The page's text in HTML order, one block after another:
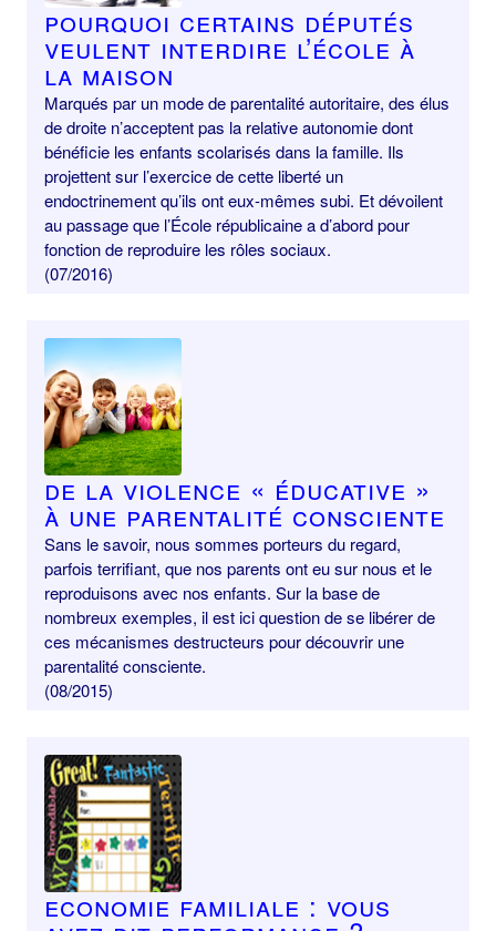
Pourquoi certains députés
veulent interdire l’école à
la maison
Marqués par un mode de parentalité autoritaire, des élus
de droite n’acceptent pas la relative autonomie dont
bénéficie les enfants scolarisés dans la famille. Ils
projettent sur l’exercice de cette liberté un
endoctrinement qu’ils ont eux-mêmes subi. Et dévoilent
au passage que l’École républicaine a d’abord pour
fonction de reproduire les rôles sociaux.
(07/2016)
De la violence « éducative »
à une parentalité consciente
Sans le savoir, nous sommes porteurs du regard,
parfois terrifiant, que nos parents ont eu sur nous et le
reproduisons avec nos enfants. Sur la base de
nombreux exemples, il est ici question de se libérer de
ces mécanismes destructeurs pour découvrir une
parentalité consciente.
(08/2015)
Economie familiale : vous